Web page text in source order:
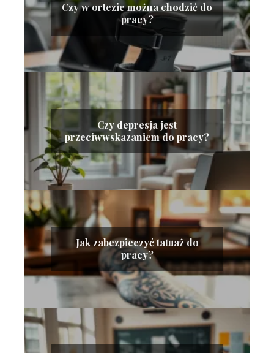
Czy w ortezie można chodzić do
pracy?
Czy depresja jest
przeciwwskazaniem do pracy?
Jak zabezpieczyć tatuaż do
pracy?